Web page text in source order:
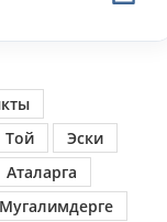
Той
Эски
Аталарга
Мугалимдерге